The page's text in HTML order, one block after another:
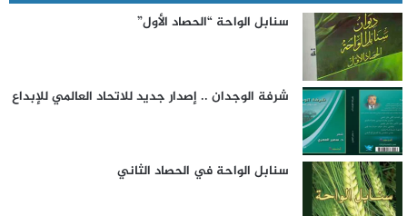
سنابل الواحة “الحصاد الأول”
شرفة الوجدان .. إصدار جديد للاتحاد العالمي للإبداع
سنابل الواحة في الحصاد الثاني